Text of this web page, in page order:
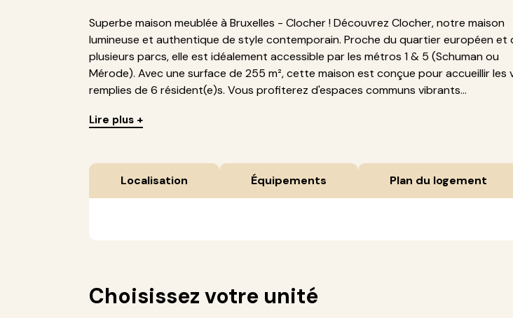
Superbe maison meublée à Bruxelles - Clocher ! Découvrez Clocher, notre maison
lumineuse et authentique de style contemporain. Proche du quartier européen et
plusieurs parcs, elle est idéalement accessible par les métros 1 & 5 (Schuman ou
Mérode). Avec une surface de 255 m², cette maison est conçue pour accueillir les
remplies de 6 résident(e)s. Vous profiterez d'espaces communs vibrants...
Lire plus +
Localisation Équipements Plan du logement
Choisissez votre unité